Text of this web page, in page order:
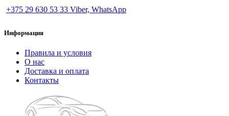
+375 29 630 53 33 Viber, WhatsApp
Информация
Правила и условия
О нас
Доставка и оплата
Контакты